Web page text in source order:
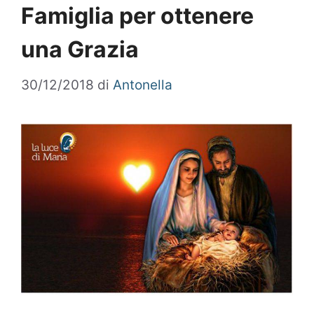
Famiglia per ottenere
una Grazia
30/12/2018 di Antonella